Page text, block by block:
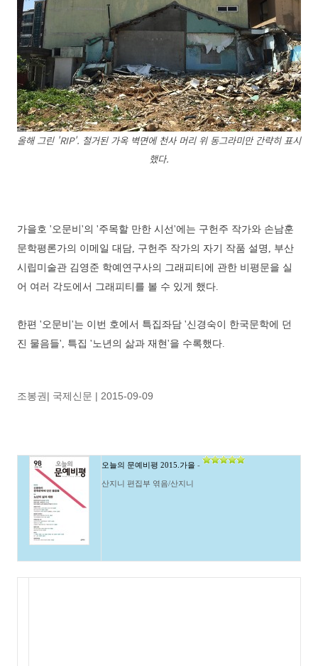
올해 그린 'RIP'. 철거된 가옥 벽면에 천사 머리 위 동그라미만 간략히 표시
했다.
가을호 '오문비'의 '주목할 만한 시선'에는 구헌주 작가와 손남훈
문학평론가의 이메일 대담, 구헌주 작가의 자기 작품 설명, 부산
시립미술관 김영준 학예연구사의 그래피티에 관한 비평문을 실
어 여러 각도에서 그래피티를 볼 수 있게 했다.
한편 '오문비'는 이번 호에서 특집좌담 '신경숙이 한국문학에 던
진 물음들', 특집 '노년의 삶과 재현'을 수록했다.
조봉권| 국제신문 | 2015-09-09
오늘의 문예비평 2015.가을 -
산지니 편집부 엮음/산지니